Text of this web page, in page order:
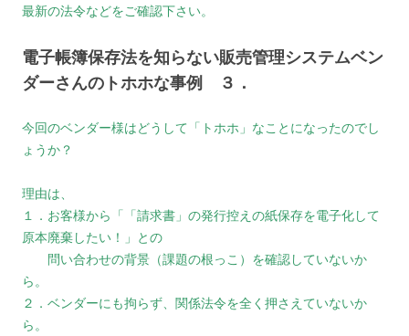
最新の法令などをご確認下さい。
電子帳簿保存法を知らない販売管理システムベン
ダーさんのトホホな事例 ３．
今回のベンダー様はどうして「トホホ」なことになったのでし
ょうか？
理由は、
１．お客様から「「請求書」の発行控えの紙保存を電子化して
原本廃棄したい！」との
問い合わせの背景（課題の根っこ）を確認していないか
ら。
２．ベンダーにも拘らず、関係法令を全く押さえていないか
ら。